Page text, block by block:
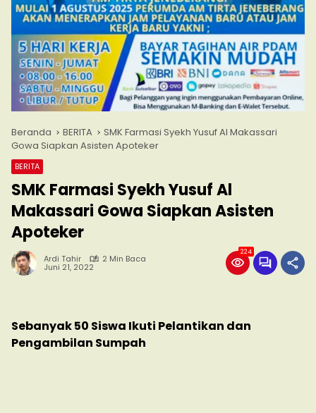
Beranda BERITA
SMK Farmasi Syekh Yusuf Al Makassari
Gowa Siapkan Asisten Apoteker
BERITA
SMK Farmasi Syekh Yusuf Al
Makassari Gowa Siapkan Asisten
Apoteker
Ardi Tahir 2 Min Baca
Juni 21, 2022
224
Sebanyak 50 Siswa Ikuti Pelantikan dan
Pengambilan Sumpah